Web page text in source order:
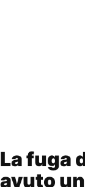
La fuga
avuto